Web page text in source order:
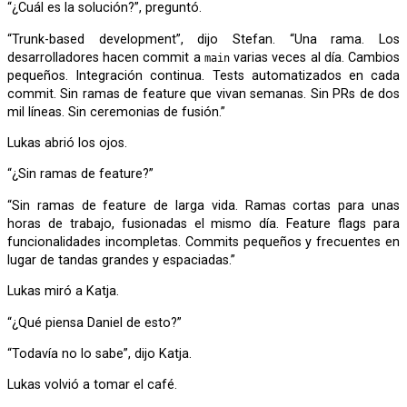
“¿Cuál es la solución?”, preguntó.
“Trunk-based development”, dijo Stefan. “Una rama. Los
desarrolladores hacen commit a mainvarias veces al día. Cambios
pequeños. Integración continua. Tests automatizados en cada
commit. Sin ramas de feature que vivan semanas. Sin PRs de dos
mil líneas. Sin ceremonias de fusión.”
Lukas abrió los ojos.
“¿Sin ramas de feature?”
“Sin ramas de feature de larga vida. Ramas cortas para unas
horas de trabajo, fusionadas el mismo día. Feature flags para
funcionalidades incompletas. Commits pequeños y frecuentes en
lugar de tandas grandes y espaciadas.”
Lukas miró a Katja.
“¿Qué piensa Daniel de esto?”
“Todavía no lo sabe”, dijo Katja.
Lukas volvió a tomar el café.